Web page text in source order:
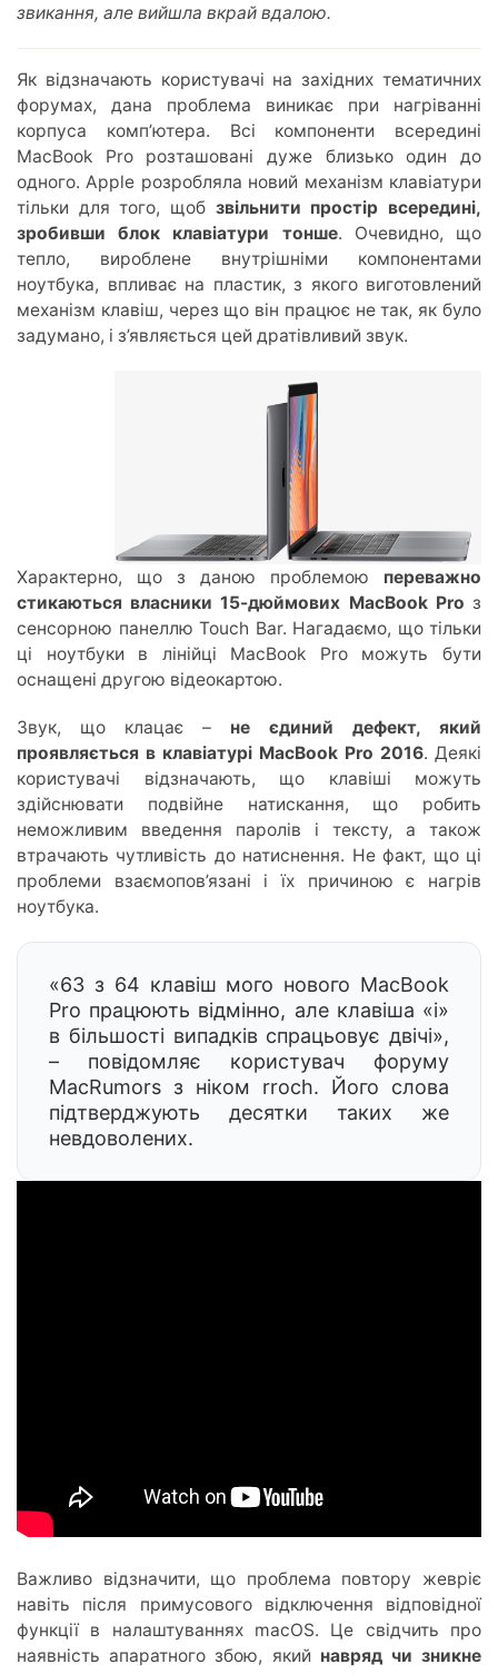
звикання, але вийшла вкрай вдалою.
Як відзначають користувачі на західних тематичних
форумах, дана проблема виникає при нагріванні
корпуса комп’ютера. Всі компоненти всередині
MacBook Pro розташовані дуже близько один до
одного. Apple розробляла новий механізм клавіатури
тільки для того, щоб звільнити простір всередині,
зробивши блок клавіатури тонше. Очевидно, що
тепло, вироблене внутрішніми компонентами
ноутбука, впливає на пластик, з якого виготовлений
механізм клавіш, через що він працює не так, як було
задумано, і з’являється цей дратівливий звук.
Характерно, що з даною проблемою переважно
стикаються власники 15-дюймових MacBook Pro з
сенсорною панеллю Touch Bar. Нагадаємо, що тільки
ці ноутбуки в лінійці MacBook Pro можуть бути
оснащені другою відеокартою.
Звук, що клацає – не єдиний дефект, який
проявляється в клавіатурі MacBook Pro 2016. Деякі
користувачі відзначають, що клавіші можуть
здійснювати подвійне натискання, що робить
неможливим введення паролів і тексту, а також
втрачають чутливість до натиснення. Не факт, що ці
проблеми взаємопов’язані і їх причиною є нагрів
ноутбука.
«63 з 64 клавіш мого нового MacBook
Pro працюють відмінно, але клавіша «i»
в більшості випадків спрацьовує двічі»,
– повідомляє користувач форуму
MacRumors з ніком rroch. Його слова
підтверджують десятки таких же
невдоволених.
Важливо відзначити, що проблема повтору жевріє
навіть після примусового відключення відповідної
функції в налаштуваннях macOS. Це свідчить про
наявність апаратного збою, який навряд чи зникне